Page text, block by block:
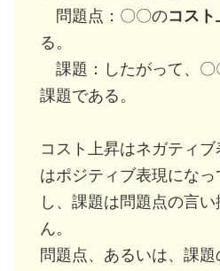
問題点：〇〇のコスト
る。
課題：したがって、〇
課題である。
コスト上昇はネガティ
はポジティブ表現にな
し、課題は問題点の言
ん。
問題点、あるいは、課